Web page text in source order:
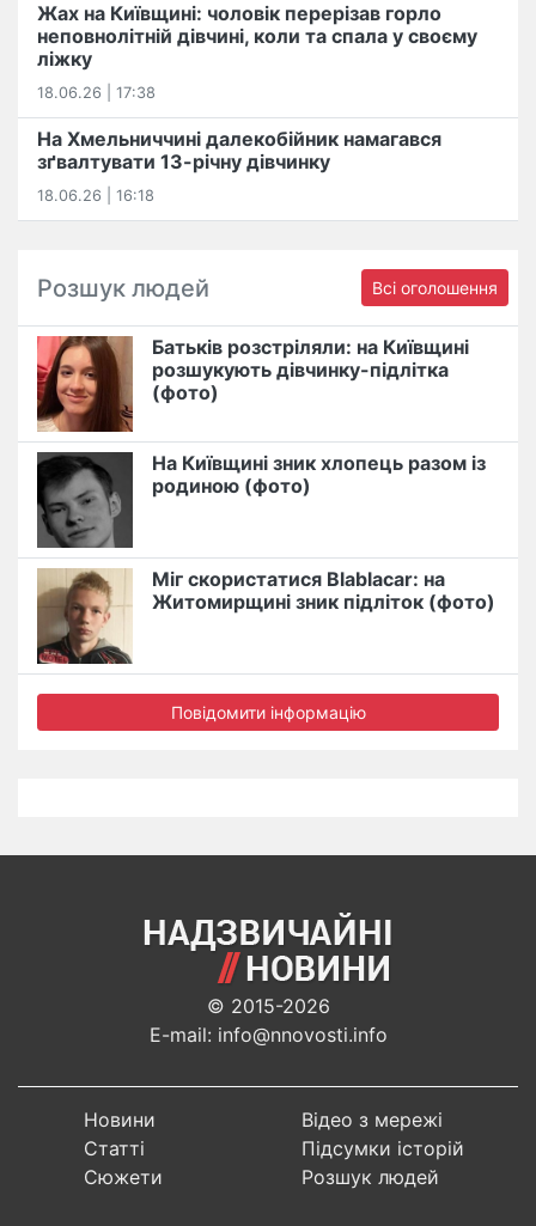
Жах на Київщині: чоловік перерізав горло
неповнолітній дівчині, коли та спала у своєму
ліжку
18.06.26 | 17:38
На Хмельниччині далекобійник намагався
зґвалтувати 13-річну дівчинку
18.06.26 | 16:18
Розшук людей Всі оголошення
Батьків розстріляли: на Київщині
розшукують дівчинку-підлітка
(фото)
На Київщині зник хлопець разом із
родиною (фото)
Міг скористатися Blablacar: на
Житомирщині зник підліток (фото)
Повідомити інформацію
© 2015-2026
E-mail: info@nnovosti.info
Новини
Статті
Сюжети
Відео з мережі
Підсумки історій
Розшук людей